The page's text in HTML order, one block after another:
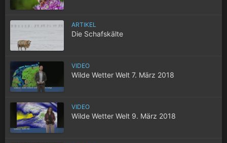
ARTIKEL
Die Schafskälte
VIDEO
Wilde Wetter Welt 7. März 2018
VIDEO
Wilde Wetter Welt 9. März 2018